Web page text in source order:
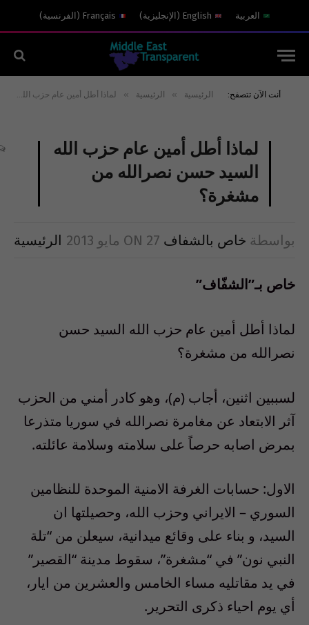
العربية English
( الإنجليزية)
Français
( الفرنسية)
أنت الآن تتصفح: الرئيسية » الرئيسية » لماذا أطل أمين عام حزب الله السيد حسن نصرالله من مشغرة؟
لماذا أطل أمين عام حزب الله
السيد حسن نصرالله من
مشغرة؟
بواسطة خاص بالشفاف ON 27 مايو 2013 الرئيسية
خاص بـ”الشفّاف”
لماذا أطل أمين عام حزب الله السيد حسن
نصرالله من مشغرة؟
لسببين اثنين، أجاب (م)، وهو كادر أمني من الحزب
آثر الابتعاد عن مغامرة نصرالله في سوريا متذرعا
بمرض اصابه حرصاً على سلامته وسلامة عائلته.
الاول: حسابات الغرفة الامنية الموحدة للنظامين
السوري – الايراني وحزب الله، وحصيلتها ان
السيد، و بناء على وقائع ميدانية، سيعلن من “تلة
النبي نون” في “مشغرة”، سقوط مدينة “القصير”
في يد مقاتليه مساء الخامس والعشرين من ايار،
أي يوم احياء ذكرى التحرير.